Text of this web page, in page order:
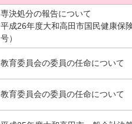
専決処分の報告について
平成26年度大和高田市国民健康保
号）
教育委員会の委員の任命について
教育委員会の委員の任命について